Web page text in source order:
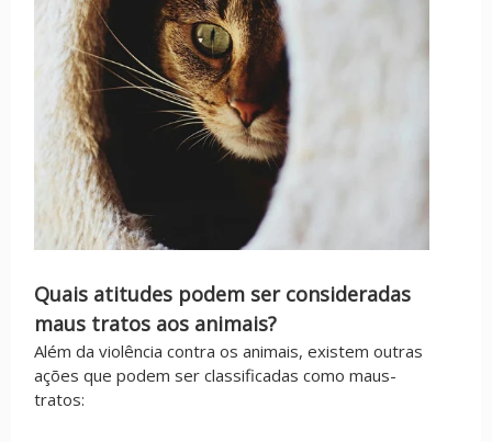
Quais atitudes podem ser consideradas
maus tratos aos animais?
Além da violência contra os animais, existem outras
ações que podem ser classificadas como maus-
tratos: